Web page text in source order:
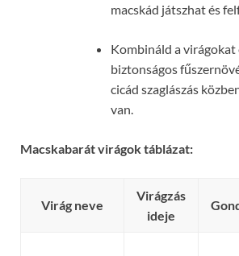
macskád játszhat és
Kombináld a virágokat
biztonságos
cicád szaglászás
van.
Macskabarát virágok táblázat:
Virág neve
Virágzás
ideje